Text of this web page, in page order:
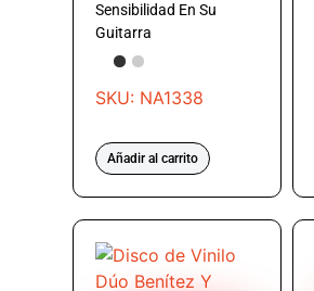
Sensibilidad En Su
Guitarra
SKU: NA1338
Añadir al carrito